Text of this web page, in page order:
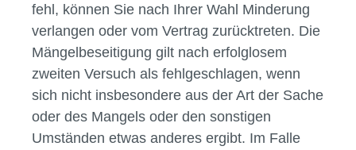
fehl, können Sie nach Ihrer Wahl Minderung
verlangen oder vom Vertrag zurücktreten. Die
Mängelbeseitigung gilt nach erfolglosem
zweiten Versuch als fehlgeschlagen, wenn
sich nicht insbesondere aus der Art der Sache
oder des Mangels oder den sonstigen
Umständen etwas anderes ergibt. Im Falle